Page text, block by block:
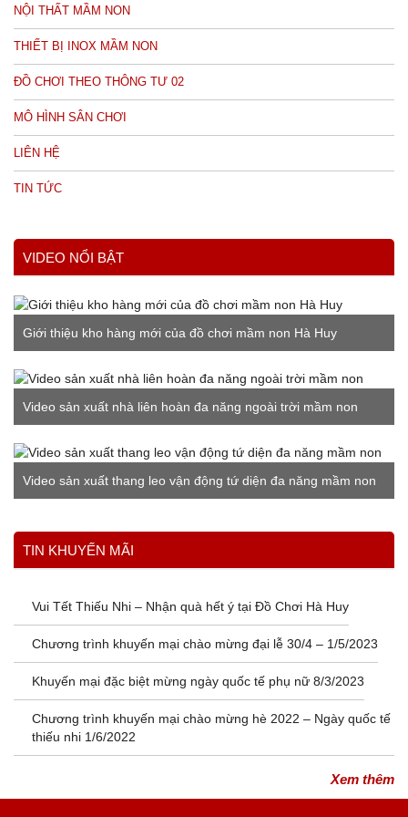
NỘI THẤT MẦM NON
THIẾT BỊ INOX MẦM NON
ĐỒ CHƠI THEO THÔNG TƯ 02
MÔ HÌNH SÂN CHƠI
LIÊN HỆ
TIN TỨC
VIDEO NỔI BẬT
Giới thiệu kho hàng mới của đồ chơi mầm non Hà Huy
Video sản xuất nhà liên hoàn đa năng ngoài trời mầm non
Video sản xuất thang leo vận động tứ diện đa năng mầm non
Xem thêm
TIN KHUYẾN MÃI
Vui Tết Thiếu Nhi – Nhận quà hết ý tại Đồ Chơi Hà Huy
Chương trình khuyến mại chào mừng đại lễ 30/4 – 1/5/2023
Khuyến mại đặc biệt mừng ngày quốc tế phụ nữ 8/3/2023
Chương trình khuyến mại chào mừng hè 2022 – Ngày quốc tế
thiếu nhi 1/6/2022
Xem thêm